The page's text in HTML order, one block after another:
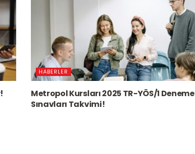
HABERLER
Metropol Kursları 2025 TR-YÖS/1 Deneme
Sınavları Takvimi!